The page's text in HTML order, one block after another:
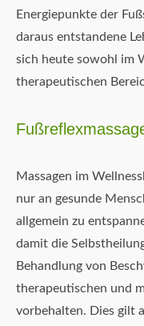
Energiepunkte der
daraus entstandene
sich heute sowohl im
therapeutischen
Massagen im
nur an gesunde
allgemein zu
damit die
Behandlung von
therapeutischen und
vorbehalten. Dies gilt